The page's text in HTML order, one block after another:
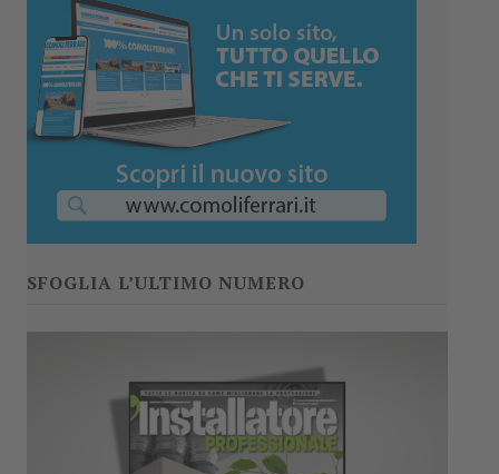
SFOGLIA L’ULTIMO NUMERO